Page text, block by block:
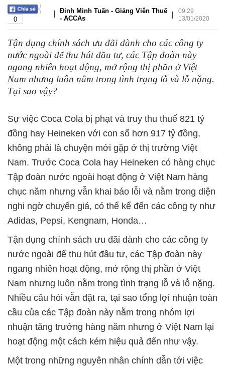
0
|
Đinh Minh Tuấn - Giảng Viên Thuế
- ACCAs
|
09:29
13/01/2020
Tận dụng chính sách ưu đãi dành cho các công ty
nước ngoài để thu hút đầu tư, các Tập đoàn này
ngang nhiên hoạt động, mở rộng thị phần ở Việt
Nam nhưng luôn nằm trong tình trạng lỗ và lỗ nặng.
Tại sao vậy?
Sự việc Coca Cola bị phạt và truy thu thuế 821 tỷ
đồng hay Heineken với con số hơn 917 tỷ đồng,
không phải là chuyện mới gặp ở thị trường Việt
Nam. Trước Coca Cola hay Heineken có hàng chục
Tập đoàn nước ngoài hoạt động ở Việt Nam hàng
chục năm nhưng vẫn khai báo lỗi và nằm trong diện
nghi ngờ chuyển giá, có thể kể đến các công ty như
Adidas, Pepsi, Kengnam, Honda…
Tận dụng chính sách ưu đãi dành cho các công ty
nước ngoài để thu hút đầu tư, các Tập đoàn này
ngang nhiên hoạt động, mở rộng thị phần ở Việt
Nam nhưng luôn nằm trong tình trạng lỗ và lỗ nặng.
Nhiều câu hỏi vẫn đặt ra, tại sao tổng lợi nhuận toàn
cầu của các Tập đoàn này nằm trong nhóm lợi
nhuận tăng trưởng hàng năm nhưng ở Việt Nam lại
hoạt động một cách kém hiệu quả đến như vậy.
Một trong những nguyên nhân chính dẫn tới việc